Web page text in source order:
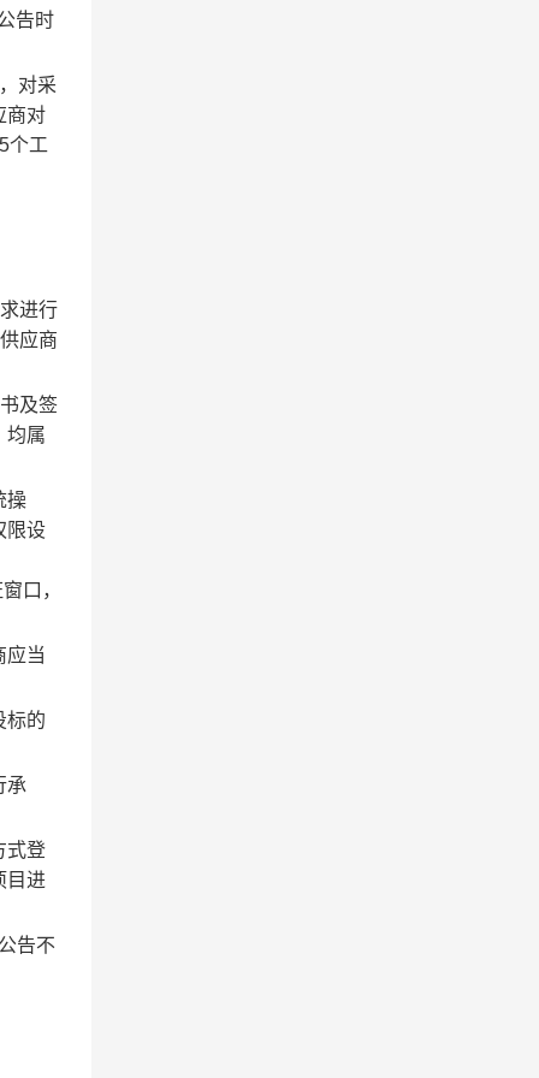
告时
对采
商对
个工
进行
应商
及签
均属
操
限设
口，
应当
标的
承
式登
目进
告不